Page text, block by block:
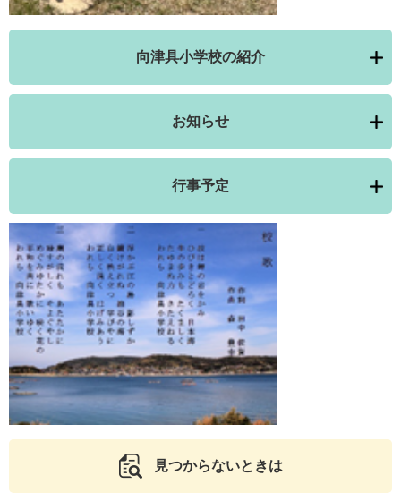
向津具小学校の紹介
お知らせ
行事予定
見つからないときは